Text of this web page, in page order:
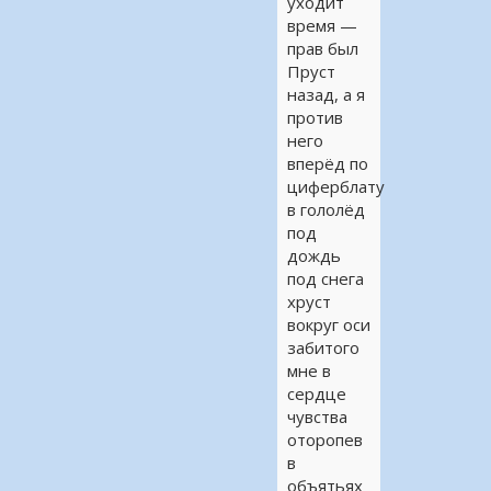
время —
прав был
Пруст
назад, а я
против
него
вперёд по
циферблату
в гололёд
под
дождь
под снега
хруст
вокруг оси
забитого
мне в
сердце
чувства
оторопев
в
объятьях